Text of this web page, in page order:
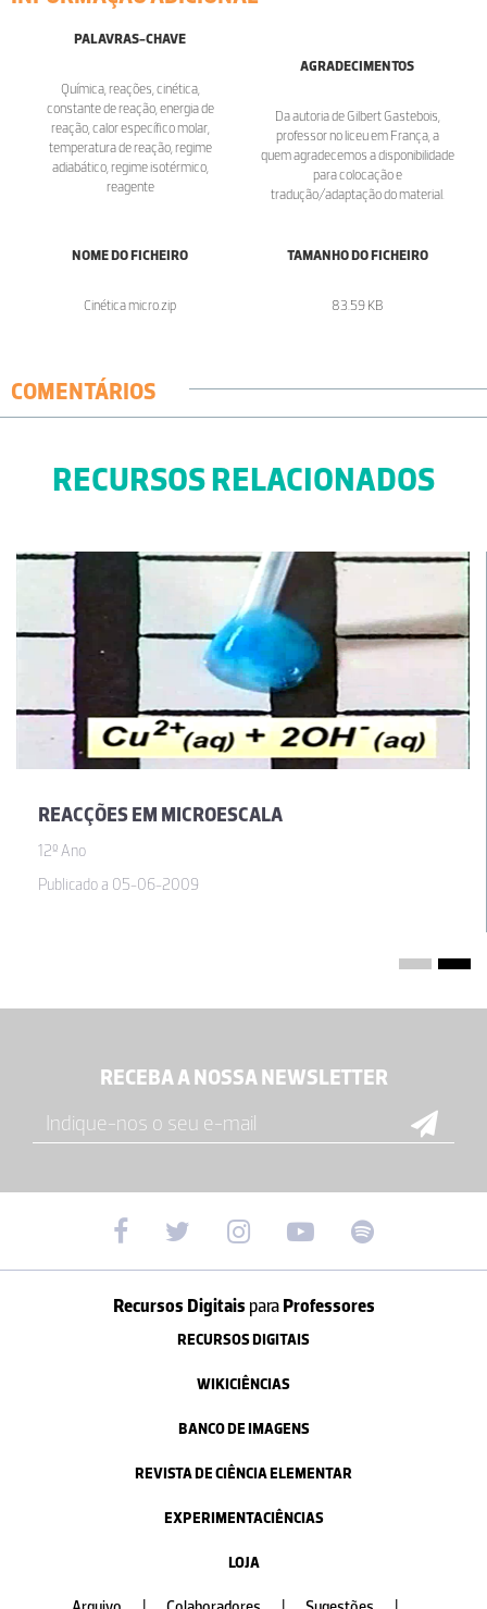
PALAVRAS-CHAVE
Química, reações, cinética,
constante de reação, energia de
reação, calor específico molar,
temperatura de reação, regime
adiabático, regime isotérmico,
reagente
AGRADECIMENTOS
Da autoria de Gilbert Gastebois,
professor no liceu em França, a
quem agradecemos a disponibilidade
para colocação e
tradução/adaptação do material.
NOME DO FICHEIRO
Cinética micro.zip
TAMANHO DO FICHEIRO
83.59 KB
COMENTÁRIOS
RECURSOS RELACIONADOS
REACÇÕES EM MICROESCALA
12º Ano
Publicado a 05-06-2009
RECEBA A NOSSA NEWSLETTER
Recursos Digitais paraProfessores
RECURSOS DIGITAIS
WIKICIÊNCIAS
BANCO DE IMAGENS
REVISTA DE CIÊNCIA ELEMENTAR
EXPERIMENTACIÊNCIAS
LOJA